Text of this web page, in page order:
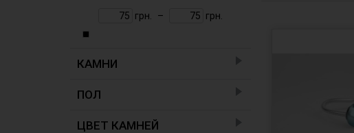
грн. – грн.
КАМНИ
муранское стекло
ПОЛ
женский
ЦВЕТ КАМНЕЙ